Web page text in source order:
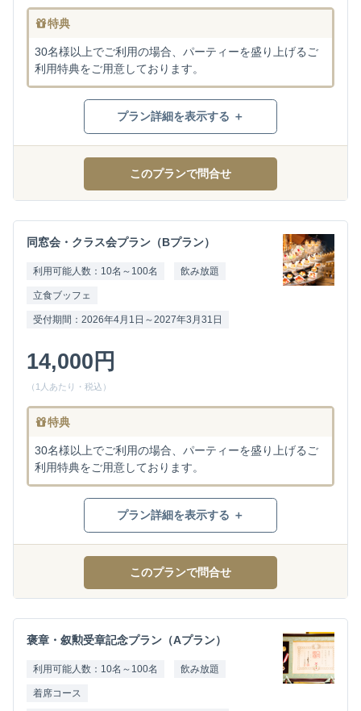
特典
30名様以上でご利用の場合、パーティーを盛り上げるご
利用特典をご用意しております。
プラン詳細を表示する ＋
このプランで問合せ
同窓会・クラス会プラン（Bプラン）
利用可能人数：10名～100名 飲み放題
立食ブッフェ
受付期間：2026年4月1日～2027年3月31日
14,000円
（1人あたり・税込）
特典
30名様以上でご利用の場合、パーティーを盛り上げるご
利用特典をご用意しております。
プラン詳細を表示する ＋
このプランで問合せ
褒章・叙勲受章記念プラン（Aプラン）
利用可能人数：10名～100名 飲み放題
着席コース